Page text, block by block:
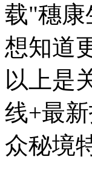
载"穗康
想知道
以上是
线+最
众秘境